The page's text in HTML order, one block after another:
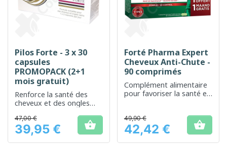
Pilos Forte - 3 x 30
capsules
PROMOPACK (2+1
mois gratuit)
Renforce la santé des
cheveux et des ongles
nutritive complète
Prix
47,00 €
39,95 € 
Forté Pharma Expert
Cheveux Anti-Chute -
90 comprimés
Complément alimentaire
pour favoriser la santé et
Prix
49,90 €
42,42 € 